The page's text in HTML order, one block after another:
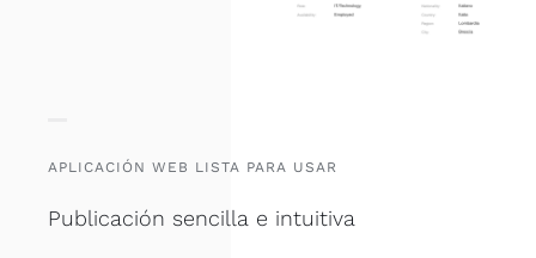
APLICACIÓN WEB LISTA PARA USAR
Publicación sencilla e intuitiva